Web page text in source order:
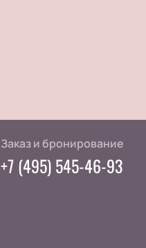
Заказ и бронирование
+7 (495) 545-46-93